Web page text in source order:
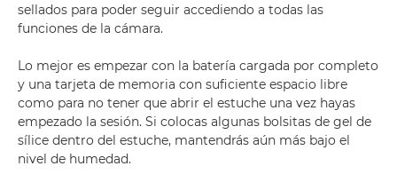
sellados para poder seguir accediendo a todas las
funciones de la cámara.
Lo mejor es empezar con la batería cargada por completo
y una tarjeta de memoria con suficiente espacio libre
como para no tener que abrir el estuche una vez hayas
empezado la sesión. Si colocas algunas bolsitas de gel de
sílice dentro del estuche, mantendrás aún más bajo el
nivel de humedad.